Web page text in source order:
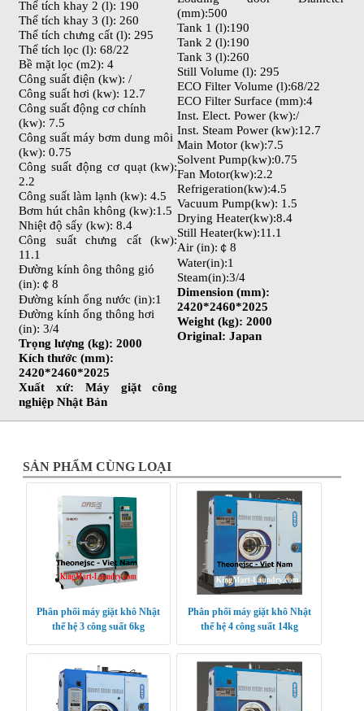
Thể tích khay 2 (l): 190
Thể tích khay 3 (l): 260
Thể tích chưng cất (l): 295
Thể tích lọc (l): 68/22
Bề mặt lọc (m2): 4
Công suất điện (kw): /
Công suất hơi (kw): 12.7
Công suất động cơ chính
(kw): 7.5
Công suất máy bơm dung môi
(kw): 0.75
Công suất động cơ quạt (kw):
2.2
Công suất làm lạnh (kw): 4.5
Bơm hút chân không (kw):1.5
Nhiệt độ sấy (kw): 8.4
Công suất chưng cất (kw):
11.1
Đường kính ông thông gió
(in):￠8
Đường kính ống nước (in):1
Đường kính ống thông hơi
(in): 3/4
Trọng lượng (kg): 2000
Kích thước (mm):
2420*2460*2025
Xuất xứ: Máy giặt công
nghiệpNhật Bản
(mm):500
Tank 1 (l):190
Tank 2 (l):190
Tank 3 (l):260
Still Volume (l): 295
ECO Filter Volume (l):68/22
ECO Filter Surface (mm):4
Inst. Elect. Power (kw):/
Inst. Steam Power (kw):12.7
Main Motor (kw):7.5
Solvent Pump(kw):0.75
Fan Motor(kw):2.2
Refrigeration(kw):4.5
Vacuum Pump(kw): 1.5
Drying Heater(kw):8.4
Still Heater(kw):11.1
Air (in):￠8
Water(in):1
Steam(in):3/4
Dimension (mm):
2420*2460*2025
Weight (kg): 2000
Original: Japan
SẢN PHẨM CÙNG LOẠI
Phân phối máy giặt khô Nhật
thế hệ 3 công suất 6kg
Phân phối máy giặt khô Nhật
thế hệ 4 công suất 14kg